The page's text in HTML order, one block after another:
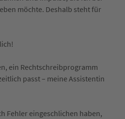
möchte. Deshalb steht für
ein Rechtschreibprogramm
passt – meine Assistentin
Fehler eingeschlichen haben,